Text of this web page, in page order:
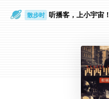
散步时 听播客，上小宇宙！